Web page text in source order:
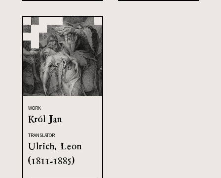
WORK
Król Jan
TRANSLATOR
Ulrich, Leon
(1811-1885)